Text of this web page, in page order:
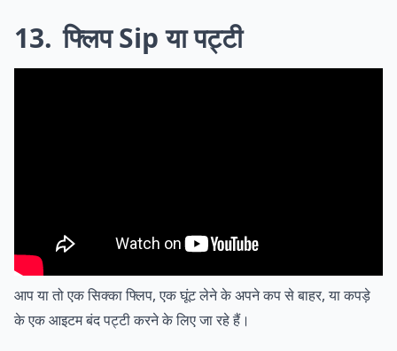
13 फ्लिप Sip या पट्टी
आप या तो एक सिक्का फ्लिप, एक घूंट लेने के अपने कप से बाहर, या कपड़े
के एक आइटम बंद पट्टी करने के लिए जा रहे हैं।